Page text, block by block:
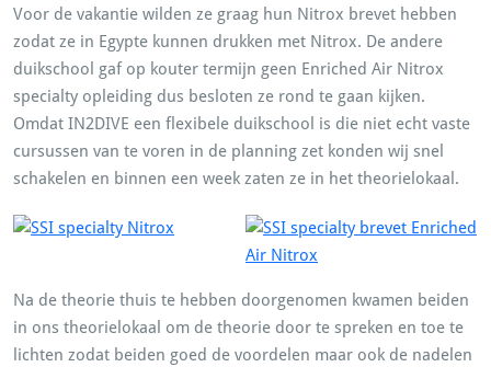
Voor de vakantie wilden ze graag hun Nitrox brevet hebben
zodat ze in Egypte kunnen drukken met Nitrox. De andere
duikschool gaf op kouter termijn geen Enriched Air Nitrox
specialty opleiding dus besloten ze rond te gaan kijken.
Omdat IN2DIVE een flexibele duikschool is die niet echt vaste
cursussen van te voren in de planning zet konden wij snel
schakelen en binnen een week zaten ze in het theorielokaal.
Na de theorie thuis te hebben doorgenomen kwamen beiden
in ons theorielokaal om de theorie door te spreken en toe te
lichten zodat beiden goed de voordelen maar ook de nadelen